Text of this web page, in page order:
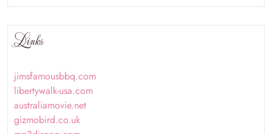
Links
jimsfamousbbq.com
libertywalk-usa.com
australiamovie.net
gizmobird.co.uk